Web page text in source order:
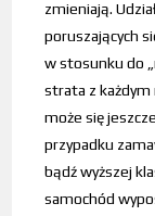
zmieniają.
poruszających
w stosunku do
strata z
może się
przypadku
bądź wyższej
samochód